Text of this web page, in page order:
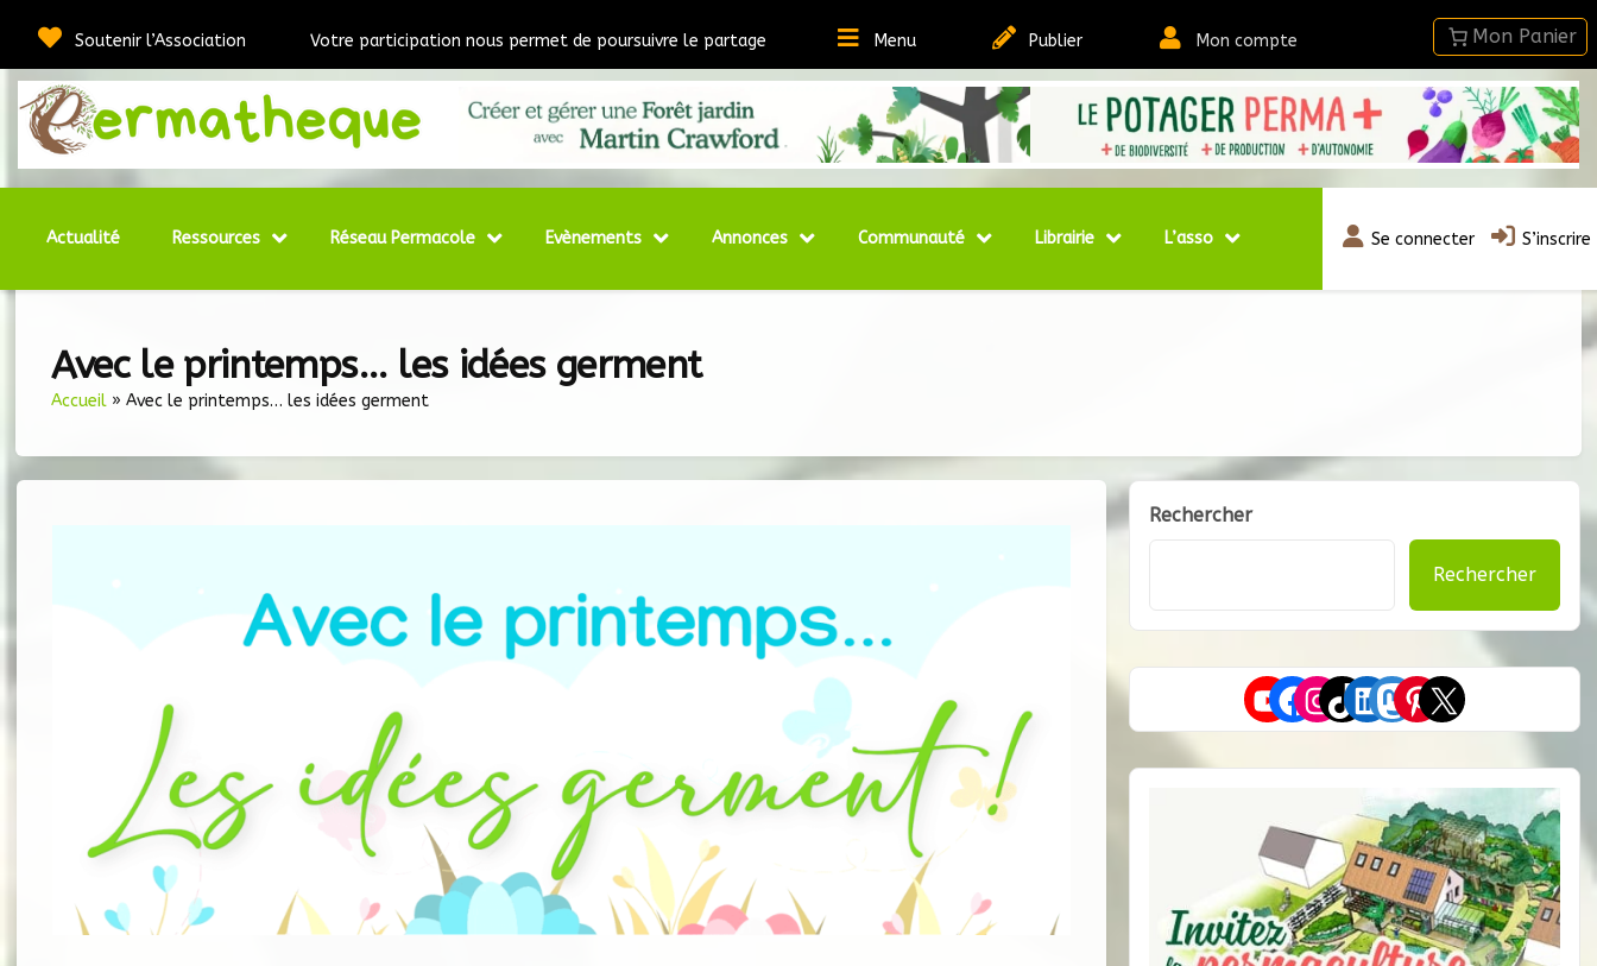
Soutenir l’Association Votre participation nous permet de poursuivre le partage Menu Publier Mon compte
Permatheque
Webmédia et Ressources sur la Permaculture
Actualité Ressources Réseau Permacole Evènements Annonces Communauté Librairie L’asso Se connecter S’inscrire
Avec le printemps… les idées germent
Accueil »Avec le printemps… les idées germent
Rechercher
Rechercher